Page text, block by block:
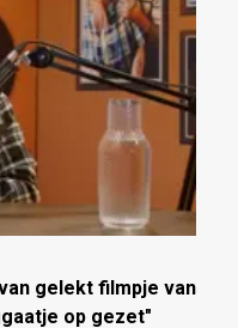
gelekt filmpje van
op gezet"